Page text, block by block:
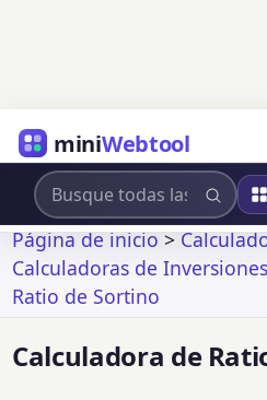
miniWebtool
Página de inicio>
Calculadoras de Inversiones
Ratio de Sortino
Calculadora de